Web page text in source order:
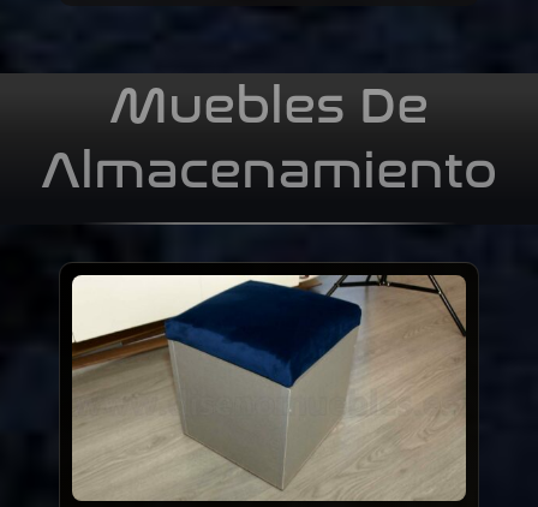
Sin
limites
de
diseño
Muebles De
Almacenamiento